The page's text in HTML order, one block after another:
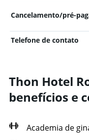
Cancelamento/pré-
Telefone de contato
Thon Hotel
benefícios e
Academia de